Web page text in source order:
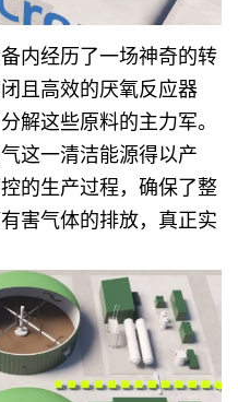
内经历了一场神奇的转
且高效的厌氧反应器
解这些原料的主力军。
这一清洁能源得以产
的生产过程，确保了整
害气体的排放，真正实